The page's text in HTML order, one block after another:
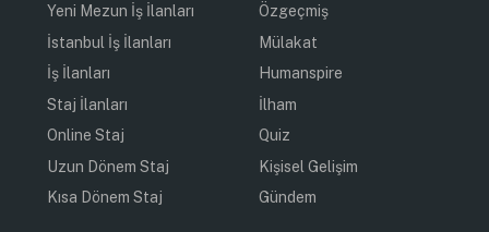
Yeni Mezun İş İlanları
İstanbul İş İlanları
İş İlanları
Staj İlanları
Online Staj
Uzun Dönem Staj
Kısa Dönem Staj
Özgeçmiş
Mülakat
Humanspire
İlham
Quiz
Kişisel Gelişim
Gündem